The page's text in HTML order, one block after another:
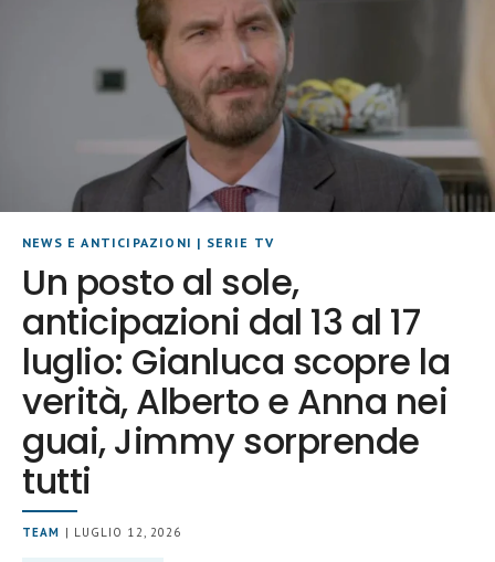
NEWS E ANTICIPAZIONI | SERIE TV
Un posto al sole,
anticipazioni dal 13 al 17
luglio: Gianluca scopre la
verità, Alberto e Anna nei
guai, Jimmy sorprende
tutti
TEAM | LUGLIO 12, 2026